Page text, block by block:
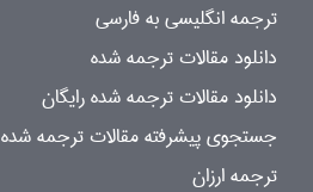
ترجمه انگلیسی به فارسی
دانلود مقالات ترجمه شده
دانلود مقالات ترجمه شده رایگان
جستجوی پیشرفته مقالات ترجمه شده
ترجمه ارزان